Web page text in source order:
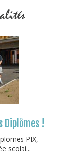
Diplômes !
PIX,
scolai...